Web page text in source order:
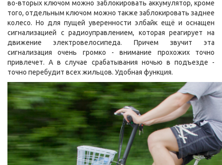
во-вторых ключом можно заблокировать аккумулятор, кроме
того, отдельным ключом можно также заблокировать заднее
колесо. Но для пущей уверенности элбайк ещё и оснащен
сигнализацией с радиоуправлением, которая реагирует на
движение электровелосипеда. Причем звучит эта
сигнализация очень громко - внимание прохожих точно
привлечет. А в случае срабатывания ночью в подъезде -
точно перебудит всех жильцов. Удобная функция.